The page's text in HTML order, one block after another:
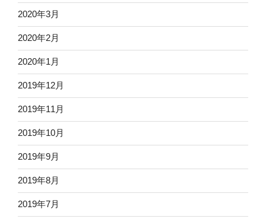
2020年3月
2020年2月
2020年1月
2019年12月
2019年11月
2019年10月
2019年9月
2019年8月
2019年7月